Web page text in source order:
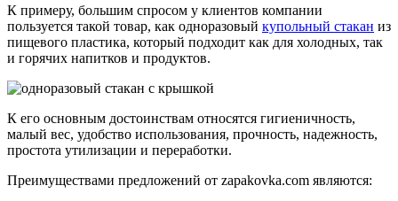
К примеру, большим спросом у клиентов компании
пользуется такой товар, как одноразовый купольный стакан из
пищевого пластика, который подходит как для холодных, так
и горячих напитков и продуктов.
К его основным достоинствам относятся гигиеничность,
малый вес, удобство использования, прочность, надежность,
простота утилизации и переработки.
Преимуществами предложений от zapakovka.com являются: